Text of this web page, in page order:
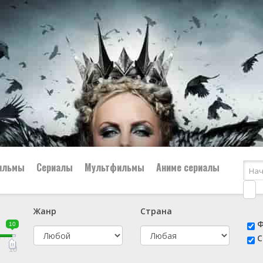
👨‍✈️ Военный
🕵️‍♂️ Детектив
Сериалы Мультфильмы Аниме сериалы
10
10
Жанр
Страна